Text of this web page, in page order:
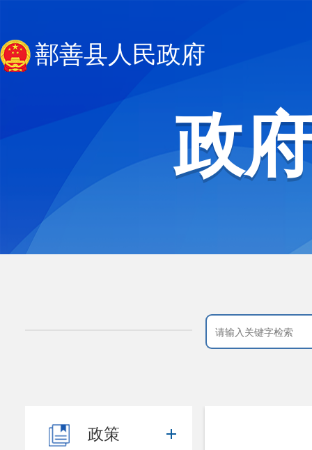
鄯善县人民政府
政
政策